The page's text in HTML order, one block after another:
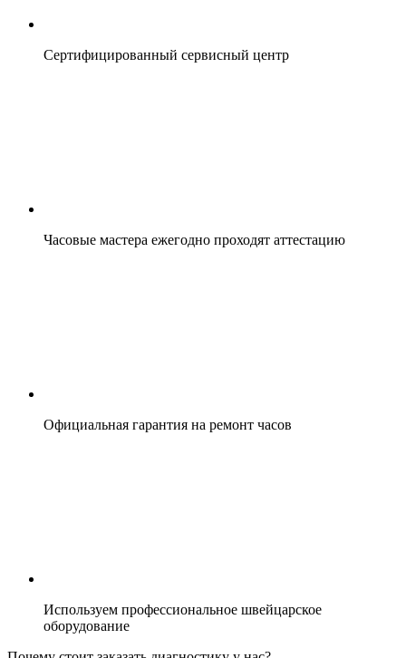
Сертифицированный сервисный центр
Часовые мастера ежегодно проходят аттестацию
Официальная гарантия на ремонт часов
Используем профессиональное швейцарское
оборудование